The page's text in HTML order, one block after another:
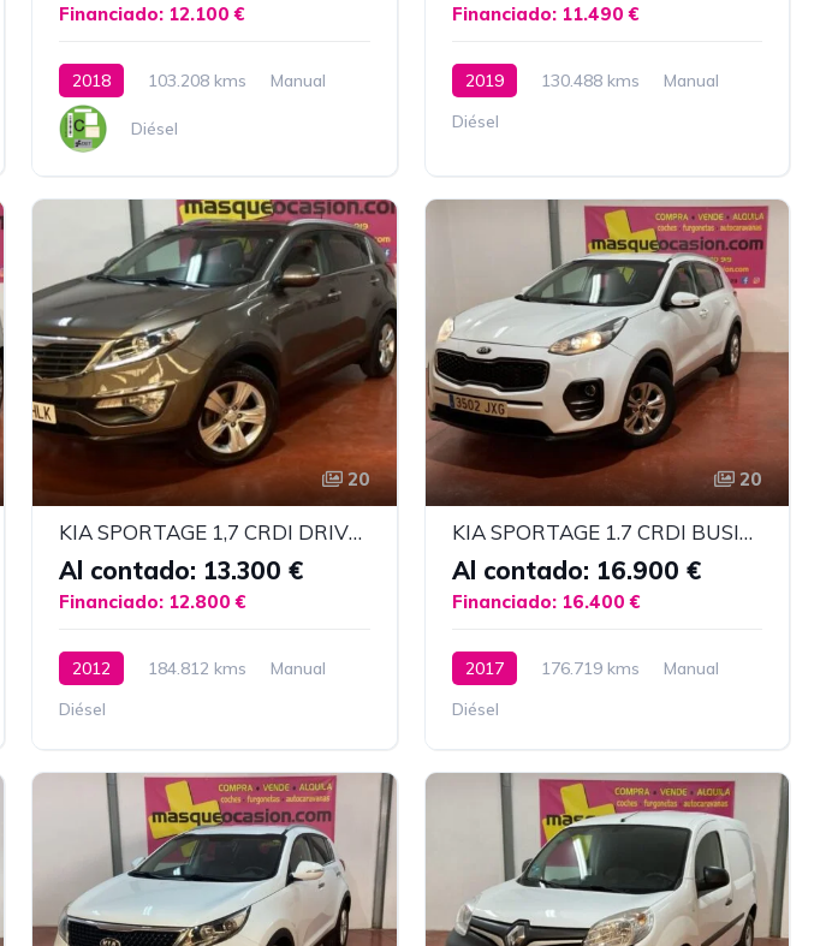
Financiado: 12.100 €
2018 103.208 kms Manual
Diésel
Financiado: 11.490 €
2019 130.488 kms
Manual
Diésel
20
KIA SPORTAGE 1,7 CRDI DRIVE 4X2
Al contado: 13.300 €
Financiado: 12.800 €
2012 184.812 kms
Manual
Diésel
20
KIA SPORTAGE 1.7 CRDI BUSINESS
Al contado: 16.900 €
Financiado: 16.400 €
2017 176.719 kms
Manual
Diésel